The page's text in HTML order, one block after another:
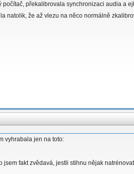
počítač, překalibrovala synchronizaci audia a
natolik, že až vlezu na něco normálně
vyhrabala jen na toto:
jsem fakt zvědavá, jestli stihnu nějak